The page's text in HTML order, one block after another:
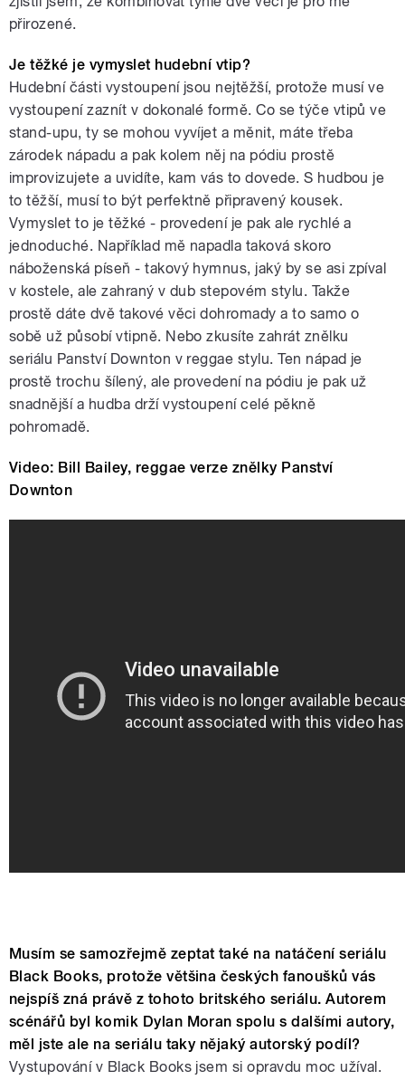
přirozené.
Je těžké je vymyslet hudební vtip?
Hudební části vystoupení jsou nejtěžší, protože musí ve
vystoupení zaznít v dokonalé formě. Co se týče vtipů ve
stand-upu, ty se mohou vyvíjet a měnit, máte třeba
zárodek nápadu a pak kolem něj na pódiu prostě
improvizujete a uvidíte, kam vás to dovede. S hudbou je
to těžší, musí to být perfektně připravený kousek.
Vymyslet to je těžké - provedení je pak ale rychlé a
jednoduché. Například mě napadla taková skoro
náboženská píseň - takový hymnus, jaký by se asi zpíval
v kostele, ale zahraný v dub stepovém stylu. Takže
prostě dáte dvě takové věci dohromady a to samo o
sobě už působí vtipně. Nebo zkusíte zahrát znělku
seriálu Panství Downton v reggae stylu. Ten nápad je
prostě trochu šílený, ale provedení na pódiu je pak už
snadnější a hudba drží vystoupení celé pěkně
pohromadě.
Video: Bill Bailey, reggae verze znělky Panství
Downton
Musím se samozřejmě zeptat také na natáčení seriálu
Black Books, protože většina českých fanoušků vás
nejspíš zná právě z tohoto britského seriálu. Autorem
scénářů byl komik Dylan Moran spolu s dalšími autory,
měl jste ale na seriálu taky nějaký autorský podíl?
Vystupování v Black Books jsem si opravdu moc užíval.